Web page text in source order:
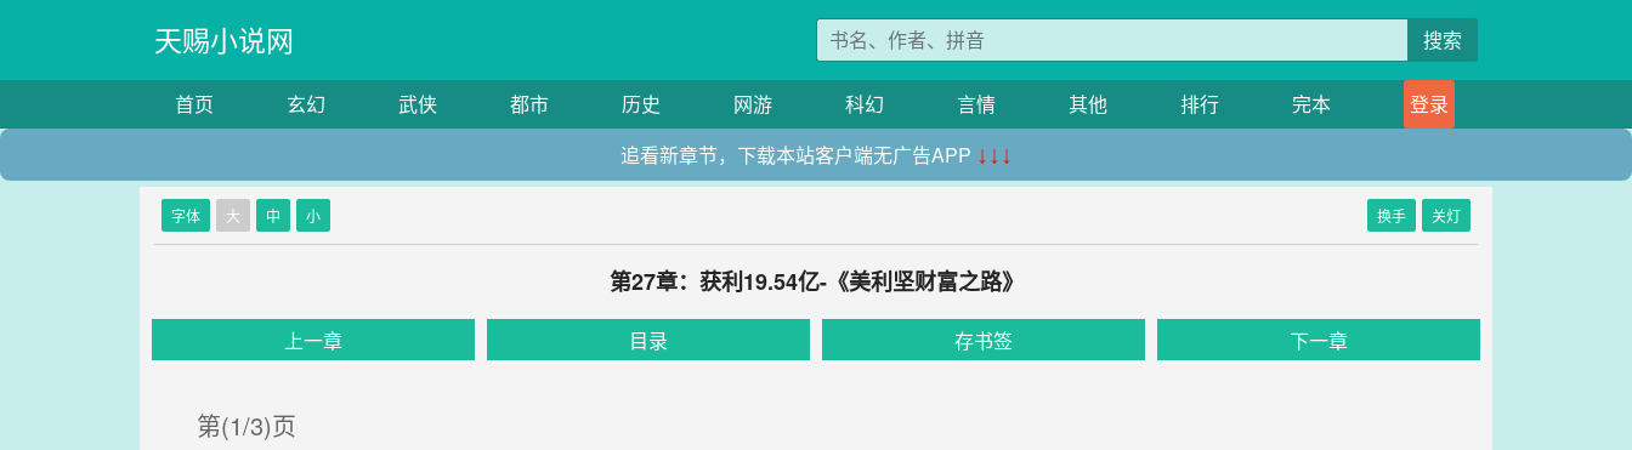
天赐小说网 搜索
首页 玄幻 武侠 都市 历史 网游 科幻 言情 其他 排行 完本
登录
追看新章节，下载本站客户端无广告APP ↓↓↓
字体 大 中 小 换手 关灯
第27章：获利19.54亿-《美利坚财富之路》
上一章 目录 存书签 下一章
第(1/3)页